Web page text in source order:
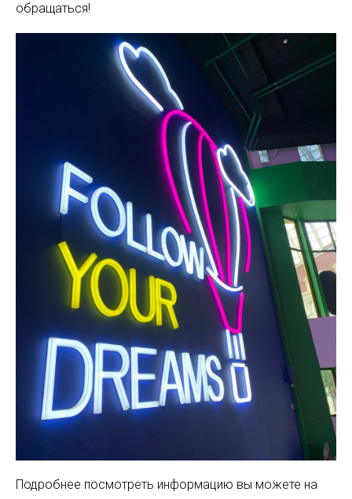
обращаться!
Подробнее посмотреть информацию вы можете на